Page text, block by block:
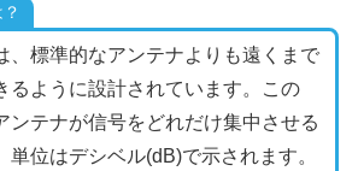
、標準的なアンテナよりも遠くまで
るように設計されています。この
ンテナが信号をどれだけ集中させる
単位はデシベル(dB)で示されます。